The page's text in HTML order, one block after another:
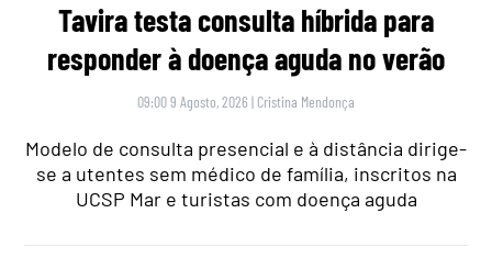
Tavira testa consulta híbrida para
responder à doença aguda no verão
09:00 9 Agosto, 2026 | Cristina Mendonça
Modelo de consulta presencial e à distância dirige-
se a utentes sem médico de família, inscritos na
UCSP Mar e turistas com doença aguda